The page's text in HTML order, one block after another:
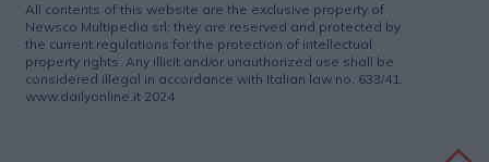
All contents of this website are the exclusive property of
Newsco Multipedia srl; they are reserved and protected by
the current regulations for the protection of intellectual
property rights. Any illicit and/or unauthorized use shall be
considered illegal in accordance with Italian law no. 633/41.
www.dailyonline.it 2024